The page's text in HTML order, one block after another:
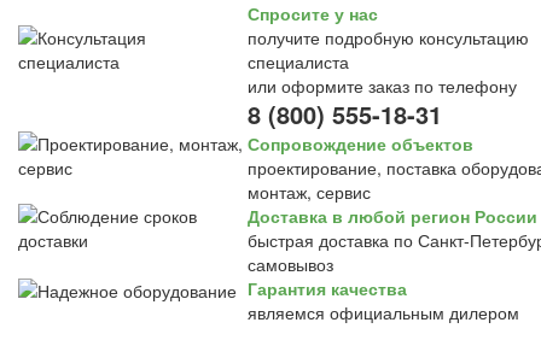
Спросите у нас
получите подробную консультацию
специалиста
или оформите заказ по телефону
8 (800) 555-18-31
Сопровождение объектов
проектирование, поставка
монтаж, сервис
Доставка в любой регион России
быстрая доставка по Санкт-
самовывоз
Гарантия качества
являемся официальным дилером